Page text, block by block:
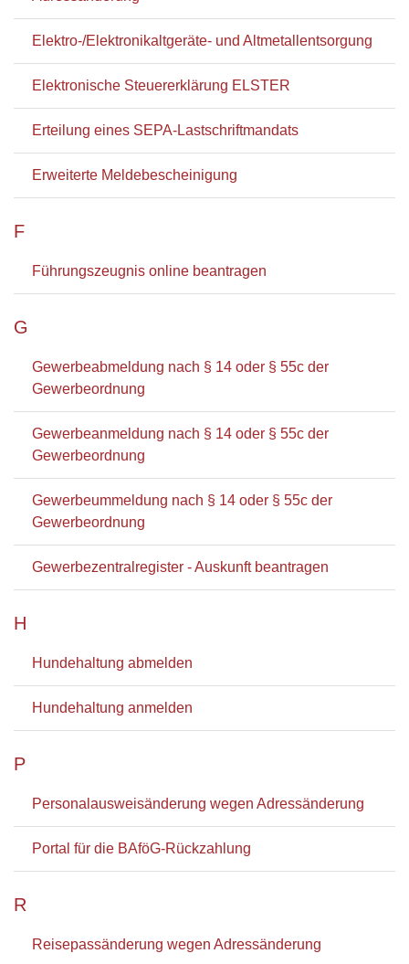
Elektro-/Elektronikaltgeräte- und Altmetallentsorgung
Elektronische Steuererklärung ELSTER
Erteilung eines SEPA-Lastschriftmandats
Erweiterte Meldebescheinigung
F
Führungszeugnis online beantragen
G
Gewerbeabmeldung nach § 14 oder § 55c der
Gewerbeordnung
Gewerbeanmeldung nach § 14 oder § 55c der
Gewerbeordnung
Gewerbeummeldung nach § 14 oder § 55c der
Gewerbeordnung
Gewerbezentralregister - Auskunft beantragen
H
Hundehaltung abmelden
Hundehaltung anmelden
P
Personalausweisänderung wegen Adressänderung
Portal für die BAföG-Rückzahlung
R
Reisepassänderung wegen Adressänderung